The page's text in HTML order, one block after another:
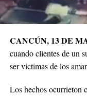
CANCÚN, 13 DE
cuando clientes de un
ser victimas de los
Los hechos ocurrieton